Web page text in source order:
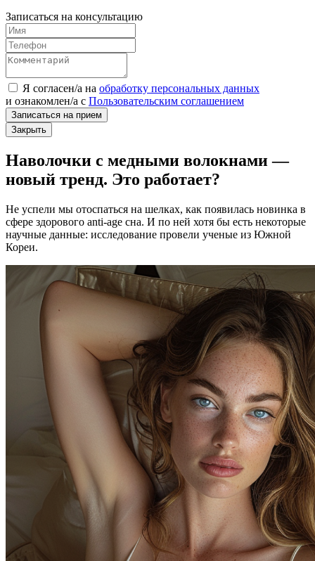
Записаться на консультацию
Я согласен/а на обработку персональных данных
и ознакомлен/а с Пользовательским соглашением
Записаться на прием
Закрыть
Наволочки с медными волокнами —
новый тренд. Это работает?
Не успели мы отоспаться на шелках, как появилась новинка в
сфере здорового anti-age сна. И по ней хотя бы есть некоторые
научные данные: исследование провели ученые из Южной
Кореи.